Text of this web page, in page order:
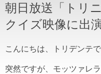
朝日放送「トリ
クイズ映像に出
こんにちは、トリデンテで
突然ですが、モッツァレ